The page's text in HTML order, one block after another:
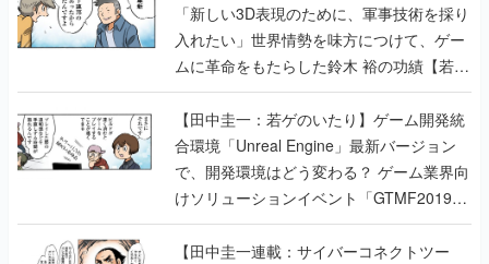
「新しい3D表現のために、軍事技術を採り
入れたい」世界情勢を味方につけて、ゲー
ムに革命をもたらした鈴木 裕の功績【若ゲ
のいたり】
【田中圭一：若ゲのいたり】ゲーム開発統
合環境「Unreal Engine」最新バージョン
で、開発環境はどう変わる？ ゲーム業界向
けソリューションイベント「GTMF2019」
に行って、より理解を深めよう【PR】
【田中圭一連載：サイバーコネクトツー